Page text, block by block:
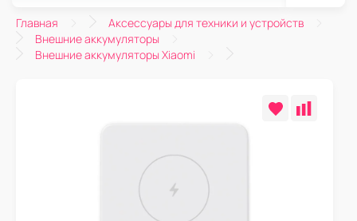
Главная
Аксессуары для техники и устройств
Внешние аккумуляторы
Внешние аккумуляторы Xiaomi